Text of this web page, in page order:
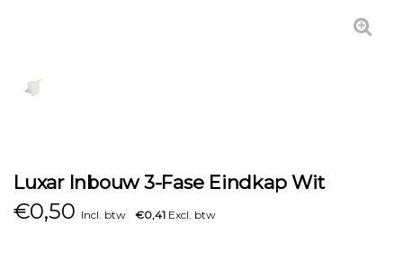
Luxar Inbouw 3-Fase Eindkap Wit
€0,50 Incl. btw €0,41 Excl. btw